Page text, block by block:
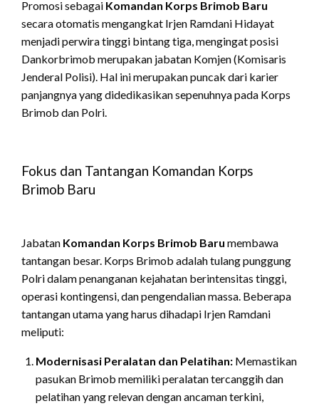
Promosi sebagai Komandan Korps Brimob Baru
secara otomatis mengangkat Irjen Ramdani Hidayat
menjadi perwira tinggi bintang tiga, mengingat posisi
Dankorbrimob merupakan jabatan Komjen (Komisaris
Jenderal Polisi). Hal ini merupakan puncak dari karier
panjangnya yang didedikasikan sepenuhnya pada Korps
Brimob dan Polri.
Fokus dan Tantangan Komandan Korps
Brimob Baru
Jabatan Komandan Korps Brimob Baru membawa
tantangan besar. Korps Brimob adalah tulang punggung
Polri dalam penanganan kejahatan berintensitas tinggi,
operasi kontingensi, dan pengendalian massa. Beberapa
tantangan utama yang harus dihadapi Irjen Ramdani
meliputi:
Modernisasi Peralatan dan Pelatihan: Memastikan
pasukan Brimob memiliki peralatan tercanggih dan
pelatihan yang relevan dengan ancaman terkini,